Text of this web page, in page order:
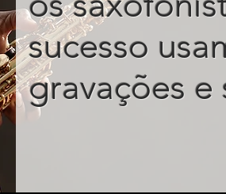
sucesso
gravações e